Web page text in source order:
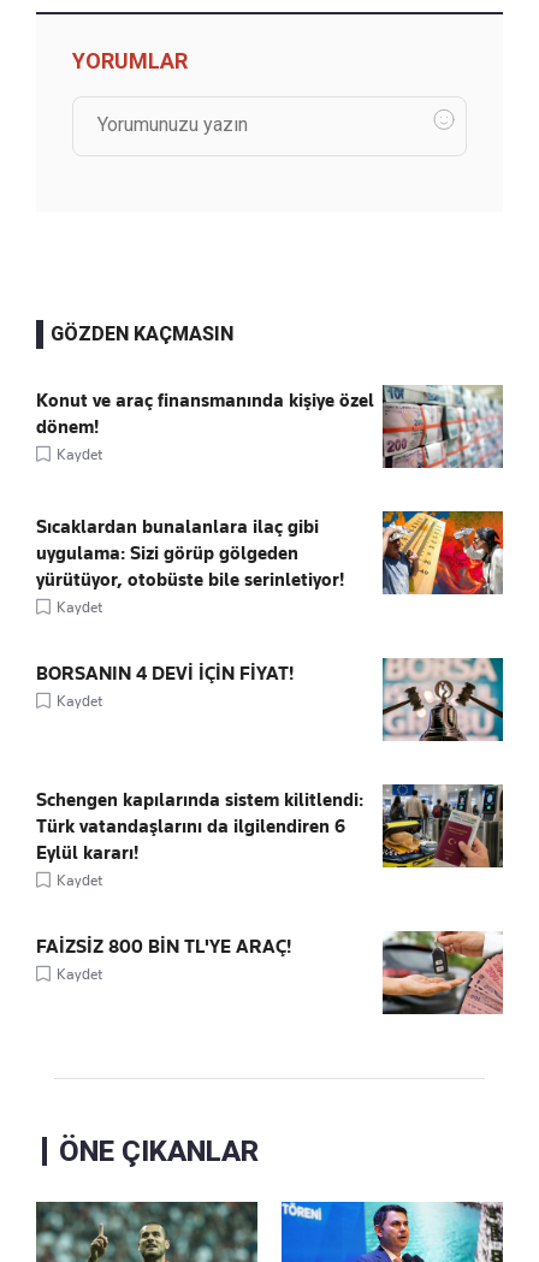
YORUMLAR
GÖZDEN KAÇMASIN
Konut ve araç finansmanında kişiye özel
dönem!
Kaydet
Sıcaklardan bunalanlara ilaç gibi
uygulama: Sizi görüp gölgeden
yürütüyor, otobüste bile serinletiyor!
Kaydet
BORSANIN 4 DEVİ İÇİN FİYAT!
Kaydet
Schengen kapılarında sistem kilitlendi:
Türk vatandaşlarını da ilgilendiren 6
Eylül kararı!
Kaydet
FAİZSİZ 800 BİN TL'YE ARAÇ!
Kaydet
ÖNE ÇIKANLAR